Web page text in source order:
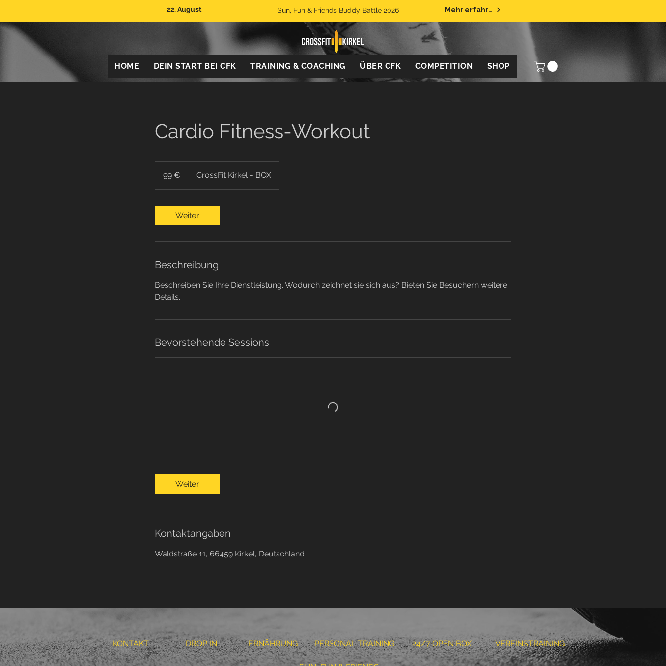
22. August Sun, Fun & Friends Buddy Battle 2026 Mehr erfahren
HOME DEIN START BEI CFK TRAINING & COACHING ÜBER CFK COMPETITION SHOP
Cardio Fitness-Workout
99 € CrossFit Kirkel - BOX
Weiter
Beschreibung
Beschreiben Sie Ihre Dienstleistung. Wodurch zeichnet sie sich aus? Bieten Sie Besuchern weitere
Details.
Bevorstehende Sessions
Weiter
Kontaktangaben
Waldstraße 11, 66459 Kirkel, Deutschland
KONTAKT DROP IN ERNÄHRUNG PERSONAL TRAINING 24/7 OPEN BOX VEREINSTRAINING